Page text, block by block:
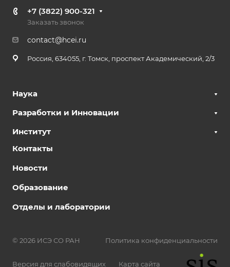
+7 (3822) 900-321
Заказать звонок
contact@hcei.ru
Россия, 634055, г. Томск, проспект Академический, 2/3
Наука
Разработки и Инновации
Институт
Контакты
Новости
Образование
Отделы и лаборатории
© 2026 ИСЭ СО РАН Политика конфиденциальности
Версия для слабовидящих Карта сайта